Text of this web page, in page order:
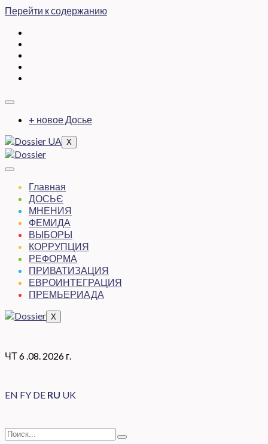
Перейти к содержанию
+ новое Досье
X
Главная
ДОСЬЄ
МНЕНИЯ
ФЕМИДА
ВЫБОРЫ
КОРРУПЦИЯ
РЕФОРМА
ПРИВАТИЗАЦИЯ
ЕВРОИНТЕГРАЦИЯ
ПРЕМЬЕРИАДА
X
ЧТ 6 .08. 2026 г.
EN FY DE RU UK